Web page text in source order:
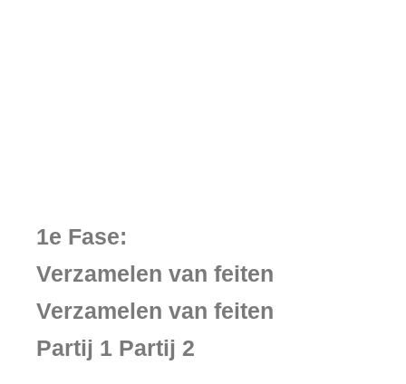
1e Fase:
Verzamelen van feiten
Verzamelen van feiten
Partij 1 Partij 2